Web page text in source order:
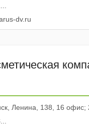
dv.ru
Ленина, 138, 16 офис;